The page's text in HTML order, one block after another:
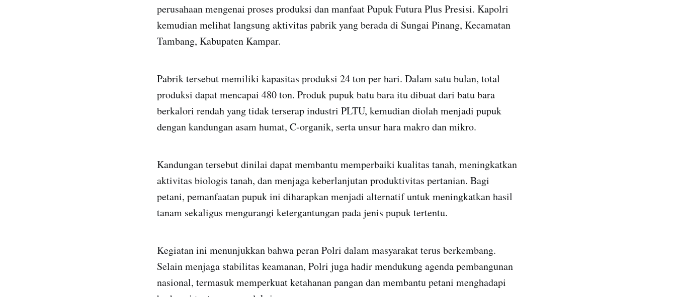
perusahaan mengenai proses produksi dan manfaat Pupuk Futura Plus Presisi. Kapolri
kemudian melihat langsung aktivitas pabrik yang berada di Sungai Pinang, Kecamatan
Tambang, Kabupaten Kampar.
Pabrik tersebut memiliki kapasitas produksi 24 ton per hari. Dalam satu bulan, total
produksi dapat mencapai 480 ton. Produk pupuk batu bara itu dibuat dari batu bara
berkalori rendah yang tidak terserap industri PLTU, kemudian diolah menjadi pupuk
dengan kandungan asam humat, C-organik, serta unsur hara makro dan mikro.
Kandungan tersebut dinilai dapat membantu memperbaiki kualitas tanah, meningkatkan
aktivitas biologis tanah, dan menjaga keberlanjutan produktivitas pertanian. Bagi
petani, pemanfaatan pupuk ini diharapkan menjadi alternatif untuk meningkatkan hasil
tanam sekaligus mengurangi ketergantungan pada jenis pupuk tertentu.
Kegiatan ini menunjukkan bahwa peran Polri dalam masyarakat terus berkembang.
Selain menjaga stabilitas keamanan, Polri juga hadir mendukung agenda pembangunan
nasional, termasuk memperkuat ketahanan pangan dan membantu petani menghadapi